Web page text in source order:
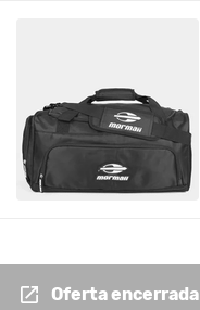
Oferta encerrada